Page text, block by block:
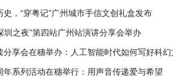
，“穿粤记”广州城市手信文创礼盒发布
圳之夜”第四站广州站演讲分享会举办
分享会在穗举办：人工智能时代如何写好科
年系列活动在穗举行：用声音传递爱与希望